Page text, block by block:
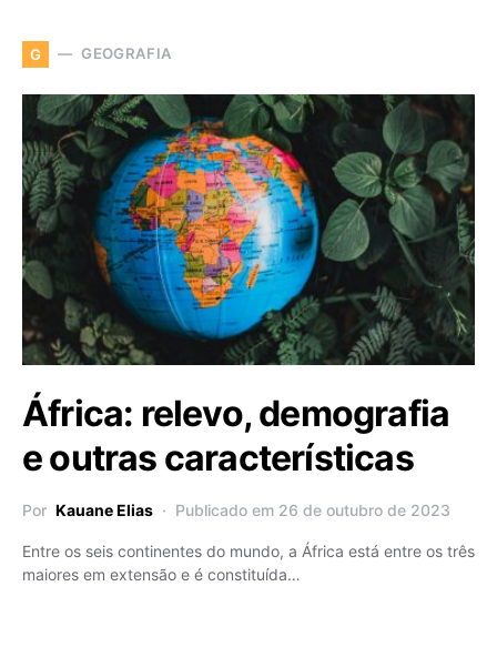
G GEOGRAFIA
África: relevo, demografia
e outras características
Por Kauane Elias Publicado em 26 de outubro de 2023
Entre os seis continentes do mundo, a África está entre os três
maiores em extensão e é constituída…